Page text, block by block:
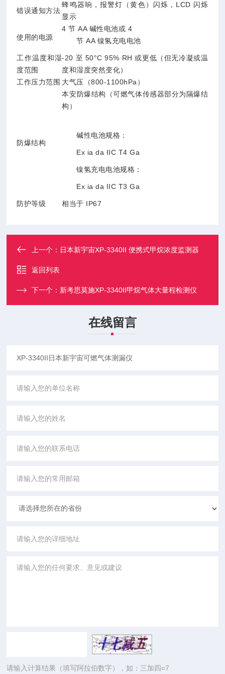
错误通知方法
蜂鸣器响，报警灯（黄色）闪烁，LCD 闪烁
显示
使用的电源
4 节 AA 碱性电池或 4
节 AA 镍氢充电电池
工作温度和湿
度范围
-20 至 50°C 95% RH 或更低（但无冷凝或温
度和湿度突然变化）
工作压力范围 大气压（800-1100hPa）
防爆结构
本安防爆结构（可燃气体传感器部分为隔爆结
构）
碱性电池规格：
Ex ia da IIC T4 Ga
镍氢充电电池规格：
Ex ia da IIC T3 Ga
防护等级 相当于 IP67
上一个： 日本新宇宙XP-3340II 便携式甲烷浓度监测器
返回列表
下一个： 新考思莫施XP-3340II甲烷气体大量程检测仪
在线留言
请输入计算结果（填写阿拉伯数字），如：三加四=7